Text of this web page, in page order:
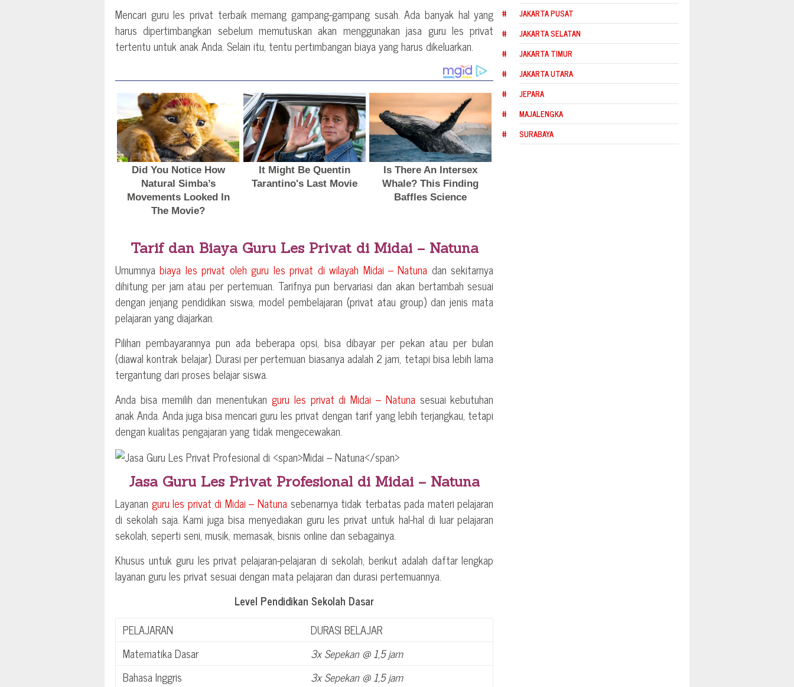
Mencari guru les privat terbaik memang gampang-gampang susah. Ada banyak hal yang
harus dipertimbangkan sebelum memutuskan akan menggunakan jasa guru les privat
tertentu untuk anak Anda. Selain itu, tentu pertimbangan biaya yang harus dikeluarkan.
Tarif dan Biaya Guru Les Privat di Midai – Natuna
Umumnyabiaya les privat oleh guru les privat di wilayah Midai – Natuna dan sekitarnya
dihitung per jam atau per pertemuan. Tarifnya pun bervariasi dan akan bertambah sesuai
dengan jenjang pendidikan siswa, model pembelajaran (privat atau group) dan jenis mata
pelajaran yang diajarkan.
Pilihan pembayarannya pun ada beberapa opsi, bisa dibayar per pekan atau per bulan
(diawal kontrak belajar). Durasi per pertemuan biasanya adalah 2 jam, tetapi bisa lebih lama
tergantung dari proses belajar siswa.
Anda bisa memilih dan menentukan guru les privat diMidai – Natunasesuai kebutuhan
anak Anda. Anda juga bisa mencari guru les privat dengan tarif yang lebih terjangkau, tetapi
dengan kualitas pengajaran yang tidak mengecewakan.
Jasa Guru Les Privat Profesional di Midai – Natuna
Layanan guru les privat di Midai – Natunasebenarnya tidak terbatas pada materi pelajaran
di sekolah saja. Kami juga bisa menyediakan guru les privat untuk hal-hal di luar pelajaran
sekolah, seperti seni, musik, memasak, bisnis online dan sebagainya.
Khusus untuk guru les privat pelajaran-pelajaran di sekolah, berikut adalah daftar lengkap
layanan guru les privat sesuai dengan mata pelajaran dan durasi pertemuannya.
Level Pendidikan Sekolah Dasar
PELAJARAN
DURASI BELAJAR
Matematika Dasar
3x Sepekan @ 1,5 jam
Bahasa Inggris
3x Sepekan @ 1,5 jam
JAKARTA PUSAT
JAKARTA SELATAN
JAKARTA TIMUR
JAKARTA UTARA
JEPARA
MAJALENGKA
SURABAYA